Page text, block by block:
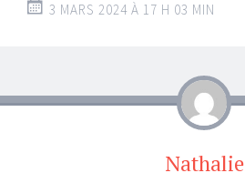
3 MARS 2024 À 17 H 03 MIN
Nathalie